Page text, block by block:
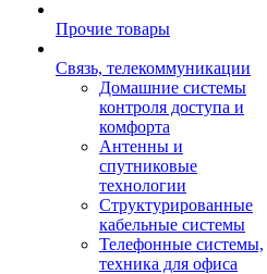
Прочие товары
Связь, телекоммуникации
Домашние системы
контроля доступа и
комфорта
Антенны и
спутниковые
технологии
Структурированные
кабельные системы
Телефонные системы,
техника для офиса